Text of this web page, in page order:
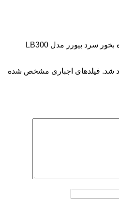
Be the first to review “دستگاه بخور سرد بیورر مدل LB300
شد. فیلدهای اجباری مشخص شده